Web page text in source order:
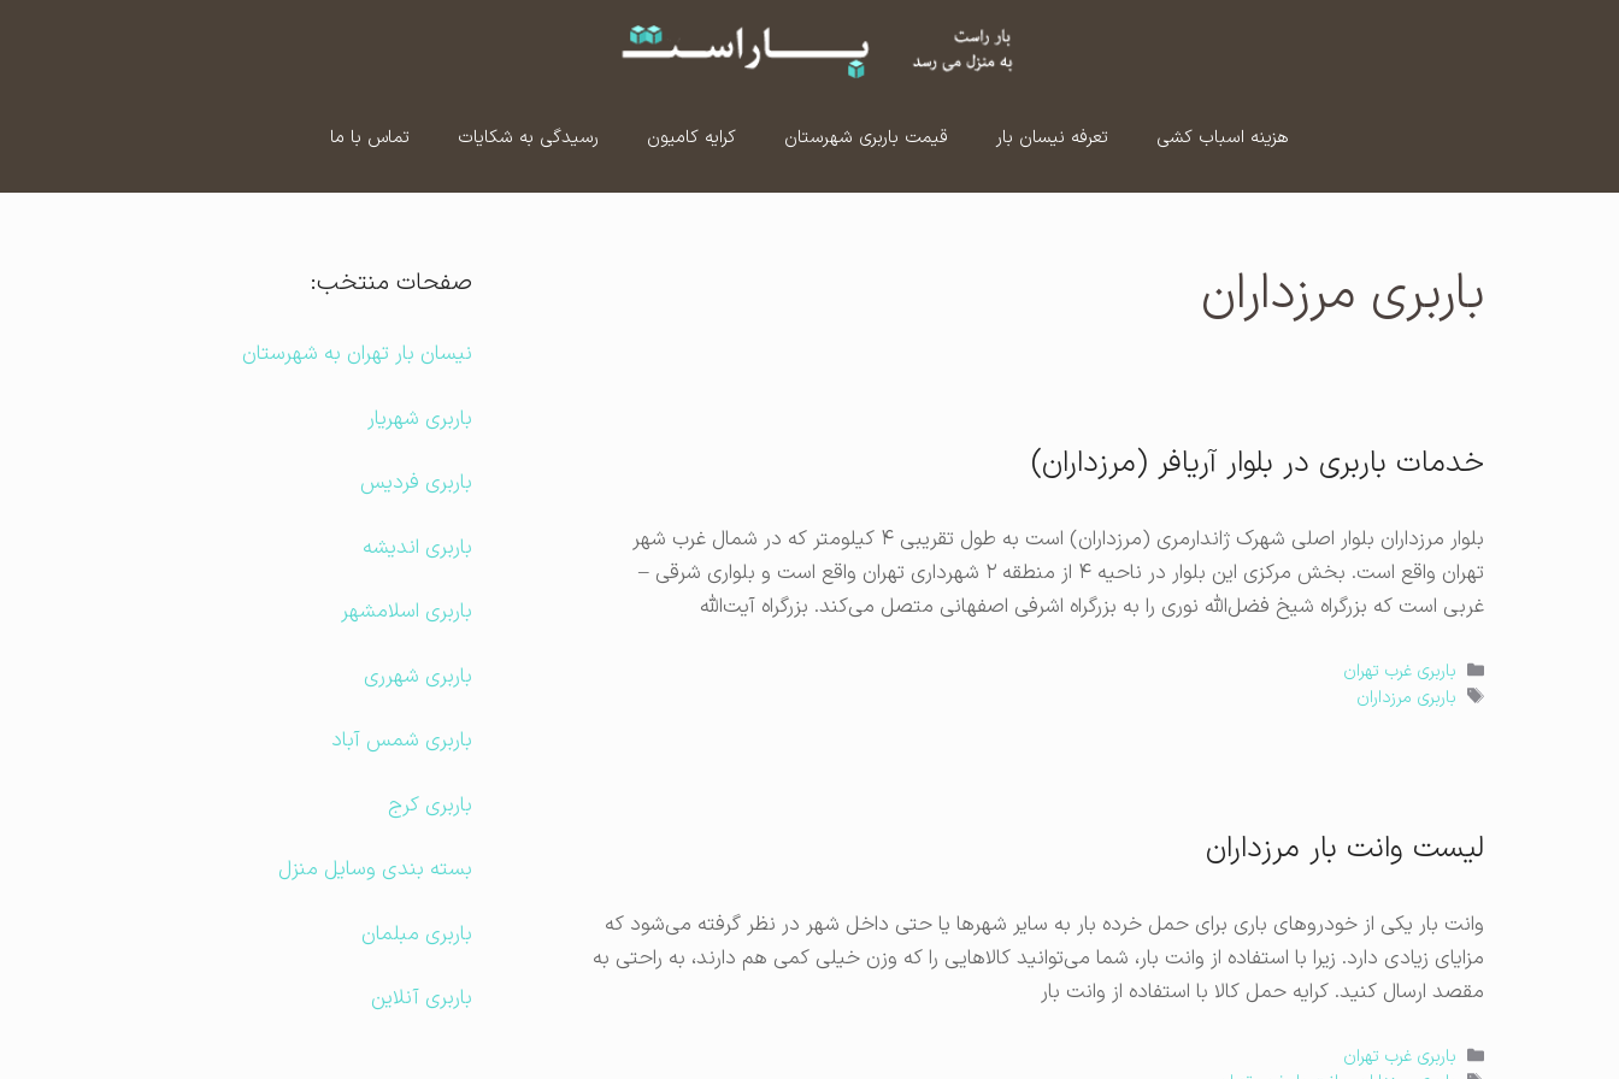
هزینه اسباب کشی تعرفه نیسان بار قیمت باربری شهرستان کرایه کامیون رسیدگی به شکایات تماس با ما
باربری مرزداران
خدمات باربری در بلوار آریافر (مرزداران)
بلوار مرزداران بلوار اصلی شهرک ژاندارمری (مرزداران) است به طول تقریبی ۴ کیلومتر که در شمال غرب شهر
تهران واقع است. بخش مرکزی این بلوار در ناحیه ۴ از منطقه ۲ شهرداری تهران واقع است و بلواری شرقی –
غربی است که بزرگراه شیخ فضل‌الله نوری را به بزرگراه اشرفی اصفهانی متصل می‌کند. بزرگراه آیت‌الله
دسته‌ها
باربری غرب تهران
برچسب‌ها
باربری مرزداران
لیست وانت بار مرزداران
وانت بار یکی از خودروهای باری برای حمل خرده بار به سایر شهرها یا حتی داخل شهر در نظر گرفته می‌شود که
مزایای زیادی دارد. زیرا با استفاده از وانت بار، شما می‌توانید کالاهایی را که وزن خیلی کمی هم دارند، به‌ راحتی به
مقصد ارسال کنید. کرایه حمل کالا با استفاده از وانت بار
دسته‌ها
باربری غرب تهران
صفحات منتخب:
نیسان بار تهران به شهرستان
باربری شهریار
باربری فردیس
باربری اندیشه
باربری اسلامشهر
باربری شهرری
باربری شمس آباد
باربری کرج
بسته بندی وسایل منزل
باربری مبلمان
باربری آنلاین